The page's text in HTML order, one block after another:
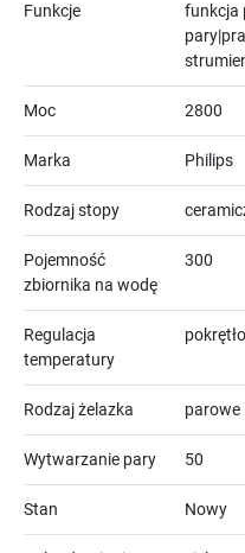
Funkcje
funkcja
Moc 2800
Marka Philips
Rodzaj stopy
Pojemność
zbiornika na wodę
300
Regulacja
temperatury
pokrętło
Rodzaj żelazka parowe
Wytwarzanie pary 50
Stan Nowy